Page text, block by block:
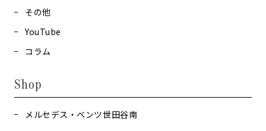
その他
YouTube
コラム
Shop
メルセデス・ベンツ世田谷南